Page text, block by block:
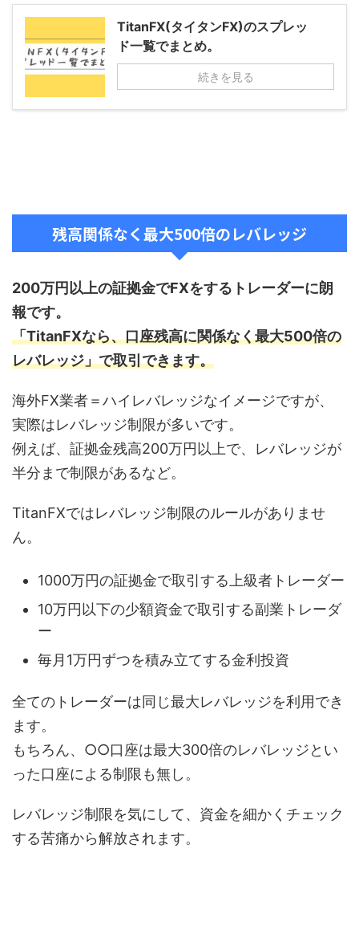
TitanFX(タイタンFX)のスプレッ
ド一覧でまとめ。
続きを見る
残高関係なく最大500倍のレバレッジ
200万円以上の証拠金でFXをするトレーダーに朗
報です。
「TitanFXなら、口座残高に関係なく最大500倍の
レバレッジ」で取引できます。
海外FX業者＝ハイレバレッジなイメージですが、
実際はレバレッジ制限が多いです。
例えば、証拠金残高200万円以上で、レバレッジが
半分まで制限があるなど。
TitanFXではレバレッジ制限のルールがありませ
ん。
1000万円の証拠金で取引する上級者トレーダー
10万円以下の少額資金で取引する副業トレーダ
ー
毎月1万円ずつを積み立てする金利投資
全てのトレーダーは同じ最大レバレッジを利用でき
ます。
もちろん、○○口座は最大300倍のレバレッジとい
った口座による制限も無し。
レバレッジ制限を気にして、資金を細かくチェック
する苦痛から解放されます。